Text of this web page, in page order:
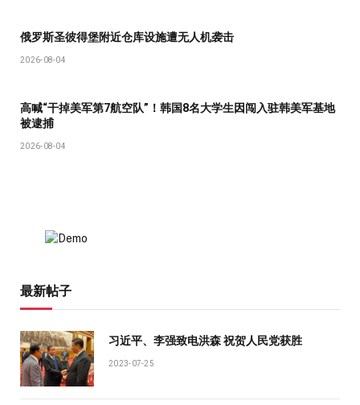
俄罗斯圣彼得堡附近仓库设施遭无人机袭击
2026-08-04
高喊“干掉美军第7航空队”！韩国8名大学生因闯入驻韩美军基地
被逮捕
2026-08-04
最新帖子
习近平、李强致电洪森 祝贺人民党获胜
2023-07-25